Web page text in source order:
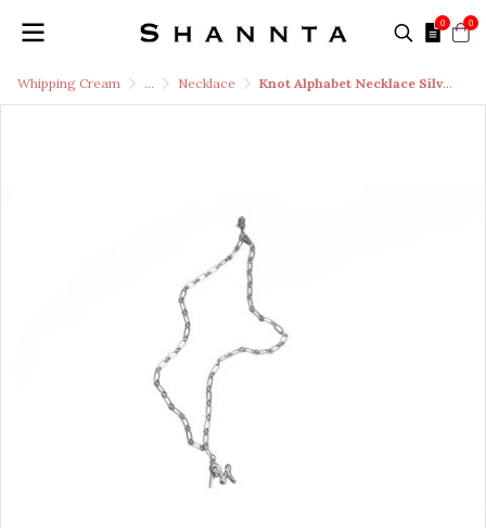
0 0
Whipping Cream ... Necklace Knot Alphabet Necklace Silver 99.99 / M /